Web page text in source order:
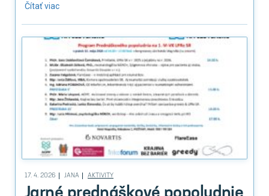
Čítať viac
17. 4. 2026 JANA AKTIVITY